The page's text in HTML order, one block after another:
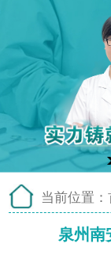
当前位置：
泉州南